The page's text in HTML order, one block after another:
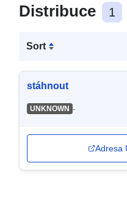
Distribuce 1
Sort
stáhnout
UNKNOWN -
Adresa